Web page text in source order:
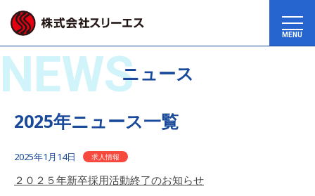
MENU
NEWSニュース
2025年ニュース一覧
2025年1月14日 求人情報
２０２５年新卒採用活動終了のお知らせ